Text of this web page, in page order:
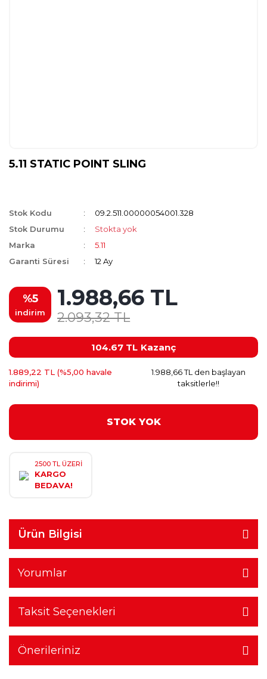
5.11 STATIC POINT SLING
Stok Kodu
09.2.511.00000054001.328
Stok Durumu
Stokta yok
Marka
5.11
Garanti Süresi
12 Ay
%5
indirim
1.988,66 TL
2.093,32 TL
104.67 TL Kazanç
1.889,22 TL (%5,00 havale
indirimi)
1.988,66 TL den başlayan
taksitlerle!!
STOK YOK
2500 TL ÜZERİ
KARGO
BEDAVA!
Ürün Bilgisi
Yorumlar
Taksit Seçenekleri
Önerileriniz